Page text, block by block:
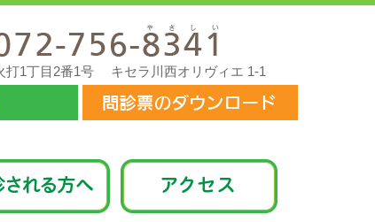
打1丁目2番1号 キセラ川西オリヴィエ 1-1